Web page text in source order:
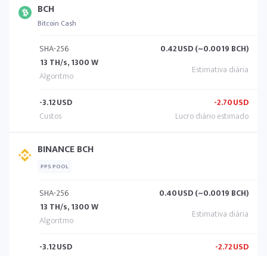
BCH
Bitcoin Cash
SHA-256
13 TH/s, 1300 W
0.42USD (~0.0019 BCH)
-3.12USD -2.70USD
BINANCE BCH
PPS POOL
SHA-256
13 TH/s, 1300 W
0.40USD (~0.0019 BCH)
-3.12USD -2.72USD